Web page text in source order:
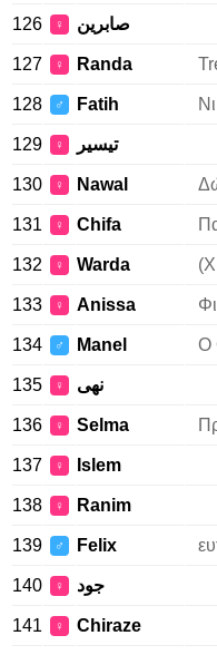
126 ♀ صابرين
127 ♀ Randa
128 ♂ Fatih
129 ♀ تيسير
130 ♀ Nawal
131 ♀ Chifa
132 ♀ Warda
133 ♀ Anissa
134 ♂ Manel Ο
135 ♀ نهى
136 ♀ Selma
137 ♀ Islem
138 ♀ Ranim
139 ♂ Felix
140 ♀ جود
141 ♀ Chiraze